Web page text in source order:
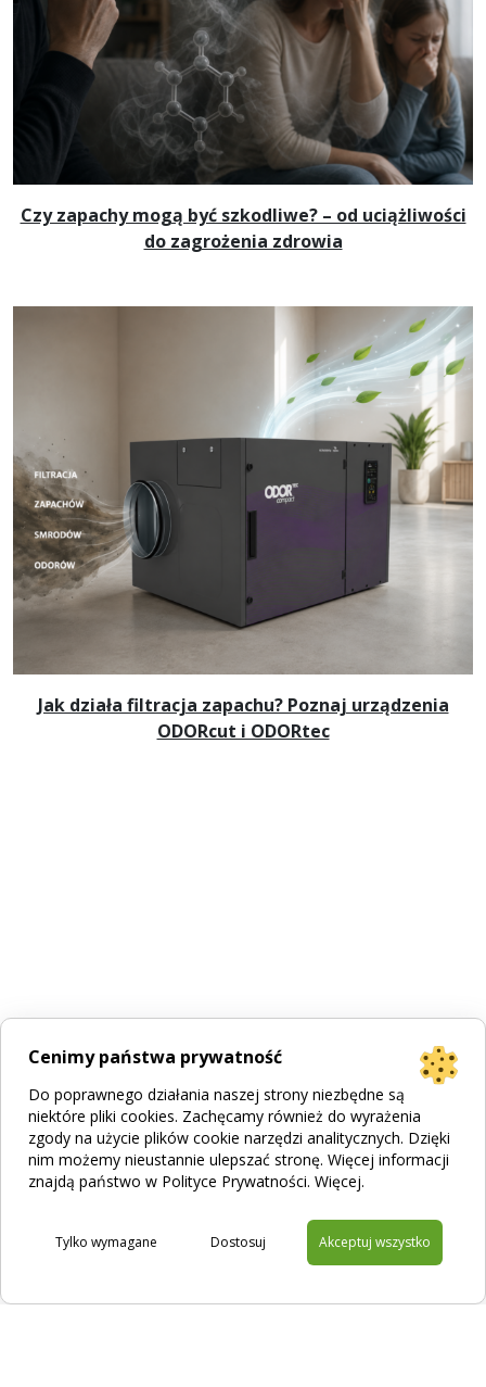
Czy zapachy mogą być szkodliwe? – od uciążliwości
do zagrożenia zdrowia
Jak działa filtracja zapachu? Poznaj urządzenia
ODORcut i ODORtec
Cenimy państwa prywatność
Do poprawnego działania naszej strony niezbędne są
niektóre pliki cookies. Zachęcamy również do wyrażenia
zgody na użycie plików cookie narzędzi analitycznych. Dzięki
nim możemy nieustannie ulepszać stronę. Więcej informacji
znajdą państwo w Polityce Prywatności. Więcej.
Dostosuj
Tylko wymagane Akceptuj wszystko